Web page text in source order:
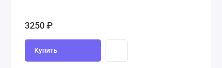
3250 ₽
Купить